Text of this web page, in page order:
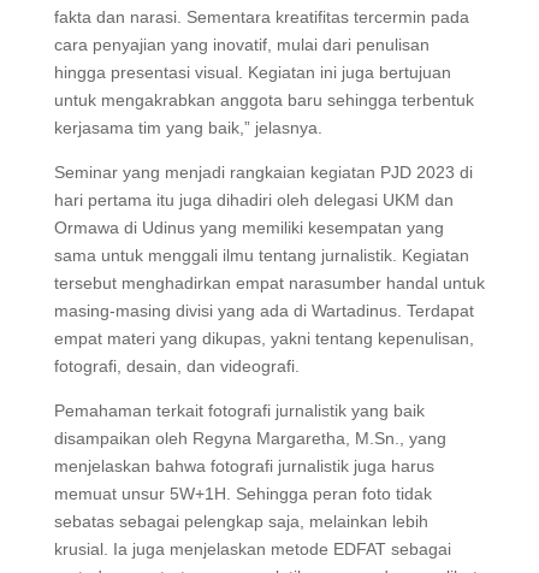
fakta dan narasi. Sementara kreatifitas tercermin pada
cara penyajian yang inovatif, mulai dari penulisan
hingga presentasi visual. Kegiatan ini juga bertujuan
untuk mengakrabkan anggota baru sehingga terbentuk
kerjasama tim yang baik,” jelasnya.
Seminar yang menjadi rangkaian kegiatan PJD 2023 di
hari pertama itu juga dihadiri oleh delegasi UKM dan
Ormawa di Udinus yang memiliki kesempatan yang
sama untuk menggali ilmu tentang jurnalistik. Kegiatan
tersebut menghadirkan empat narasumber handal untuk
masing-masing divisi yang ada di Wartadinus. Terdapat
empat materi yang dikupas, yakni tentang kepenulisan,
fotografi, desain, dan videografi.
Pemahaman terkait fotografi jurnalistik yang baik
disampaikan oleh Regyna Margaretha, M.Sn., yang
menjelaskan bahwa fotografi jurnalistik juga harus
memuat unsur 5W+1H. Sehingga peran foto tidak
sebatas sebagai pelengkap saja, melainkan lebih
krusial. Ia juga menjelaskan metode EDFAT sebagai